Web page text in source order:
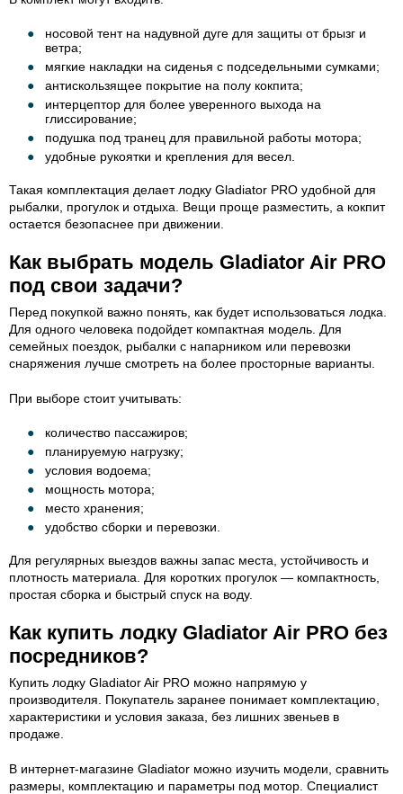
носовой тент на надувной дуге для защиты от брызг и
ветра;
мягкие накладки на сиденья с подседельными сумками;
антискользящее покрытие на полу кокпита;
интерцептор для более уверенного выхода на
глиссирование;
подушка под транец для правильной работы мотора;
удобные рукоятки и крепления для весел.
Такая комплектация делает лодку Gladiator PRO удобной для
рыбалки, прогулок и отдыха. Вещи проще разместить, а кокпит
остается безопаснее при движении.
Как выбрать модель Gladiator Air PRO
под свои задачи?
Перед покупкой важно понять, как будет использоваться лодка.
Для одного человека подойдет компактная модель. Для
семейных поездок, рыбалки с напарником или перевозки
снаряжения лучше смотреть на более просторные варианты.
При выборе стоит учитывать:
количество пассажиров;
планируемую нагрузку;
условия водоема;
мощность мотора;
место хранения;
удобство сборки и перевозки.
Для регулярных выездов важны запас места, устойчивость и
плотность материала. Для коротких прогулок — компактность,
простая сборка и быстрый спуск на воду.
Как купить лодку Gladiator Air PRO без
посредников?
Купить лодку Gladiator Air PRO можно напрямую у
производителя. Покупатель заранее понимает комплектацию,
характеристики и условия заказа, без лишних звеньев в
продаже.
В интернет-магазине Gladiator можно изучить модели, сравнить
размеры, комплектацию и параметры под мотор. Специалист